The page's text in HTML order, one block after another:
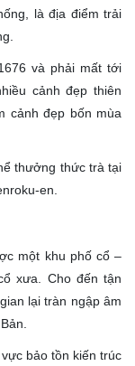
là địa điểm trải
và phải mất tới
cảnh đẹp thiên
cảnh đẹp bốn mùa
thưởng thức trà tại
en.
một khu phố cổ –
xưa. Cho đến tận
lại tràn ngập âm
bảo tồn kiến trúc